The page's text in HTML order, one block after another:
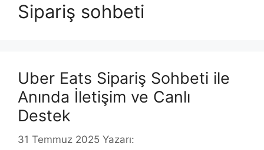
Sipariş sohbeti
Uber Eats Sipariş Sohbeti ile
Anında İletişim ve Canlı
Destek
31 Temmuz 2025 Yazarı: